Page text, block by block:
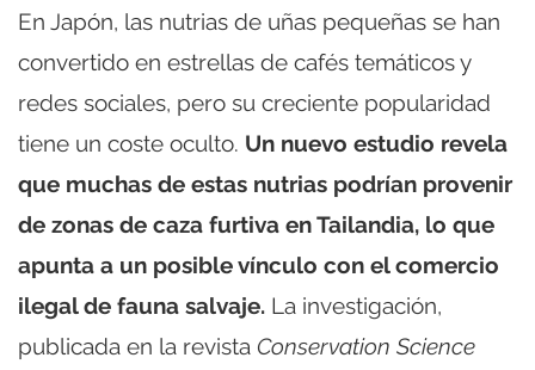
En Japón, las nutrias de uñas pequeñas se han
convertido en estrellas de cafés temáticos y
redes sociales, pero su creciente popularidad
tiene un coste oculto. Un nuevo estudio revela
que muchas de estas nutrias podrían provenir
de zonas de caza furtiva en Tailandia, lo que
apunta a un posible vínculo con el comercio
ilegal de fauna salvaje. La investigación,
publicada en la revista Conservation Science